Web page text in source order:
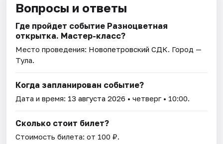
Вопросы и ответы
Где пройдет событие Разноцветная
открытка. Мастер-класс?
Место проведения: Новопетровский СДК. Город —
Тула.
Когда запланирован событие?
Дата и время: 13 августа 2026 • четверг • 10:00.
Сколько стоит билет?
Стоимость билета: от 100 ₽.